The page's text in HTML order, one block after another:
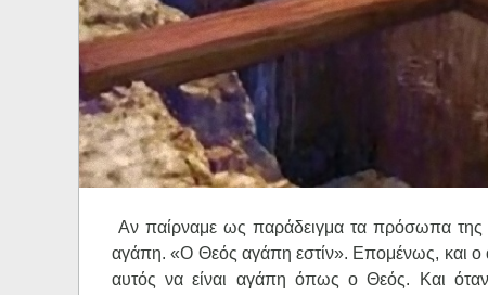
Αν παίρναμε ως παράδειγμα τα πρόσωπα της
αγάπη. «Ο Θεός αγάπη εστίν». Επομένως, και ο
αυτός να είναι αγάπη όπως ο Θεός. Και όταν